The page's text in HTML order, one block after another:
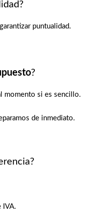
puntualidad.
?
momento si es sencillo.
de inmediato.
IVA.